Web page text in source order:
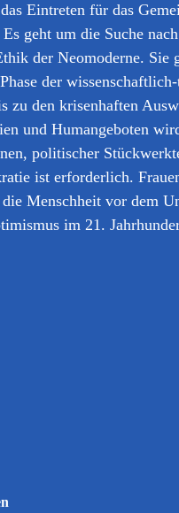
Eintreten für das
geht um die Suche
der Neomoderne.
der
den krisenhaften
und Humangeboten
politischer
ist erforderlich.
Menschheit vor dem
im 21.